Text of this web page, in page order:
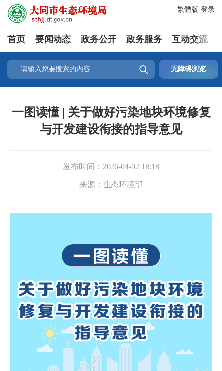
登录
繁體版
首页 要闻动态 政务公开 政务服务 互动交流
 无障碍浏览
一图读懂 | 关于做好污染地块环境修复
与开发建设衔接的指导意见
发布时间： 2026-04-02 18:18
来源： 生态环境部